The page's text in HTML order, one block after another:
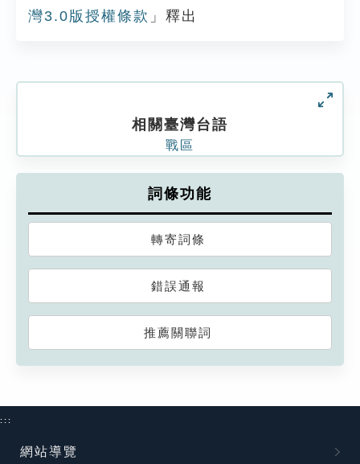
灣3.0版授權條款 」釋出
相關臺灣台語
戰區
詞條功能
轉寄詞條
錯誤通報
推薦關聯詞
:::
網站導覽